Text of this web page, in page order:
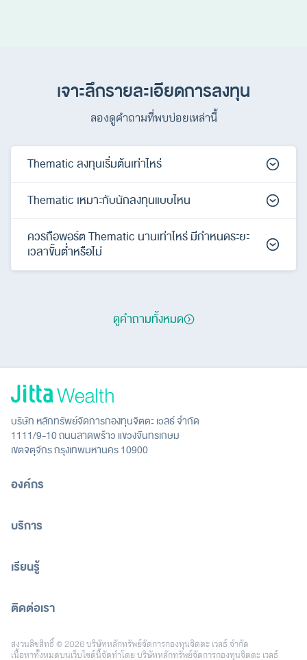
เจาะลึกรายละเอียดการลงทุน
ลองดูคำถามที่พบบ่อยเหล่านี้
Thematic ลงทุนเริ่มต้นเท่าไหร่
Thematic เหมาะกับนักลงทุนแบบไหน
ควรถือพอร์ต Thematic นานเท่าไหร่ มีกำหนดระยะ
เวลาขั้นต่ำหรือไม่
ดูคำถามทั้งหมด
บริษัท หลักทรัพย์จัดการกองทุนจิตตะ เวลธ์ จำกัด
1111/9-10 ถนนลาดพร้าว แขวงจันทรเกษม
เขตจตุจักร กรุงเทพมหานคร 10900
องค์กร
บริการ
เรียนรู้
ติดต่อเรา
สงวนลิขสิทธิ์ © 2026 บริษัทหลักทรัพย์จัดการกองทุนจิตตะ เวลธ์ จำกัด
เนื้อหาทั้งหมดบนเว็บไซต์นี้จัดทำโดย บริษัทหลักทรัพย์จัดการกองทุนจิตตะ เวลธ์